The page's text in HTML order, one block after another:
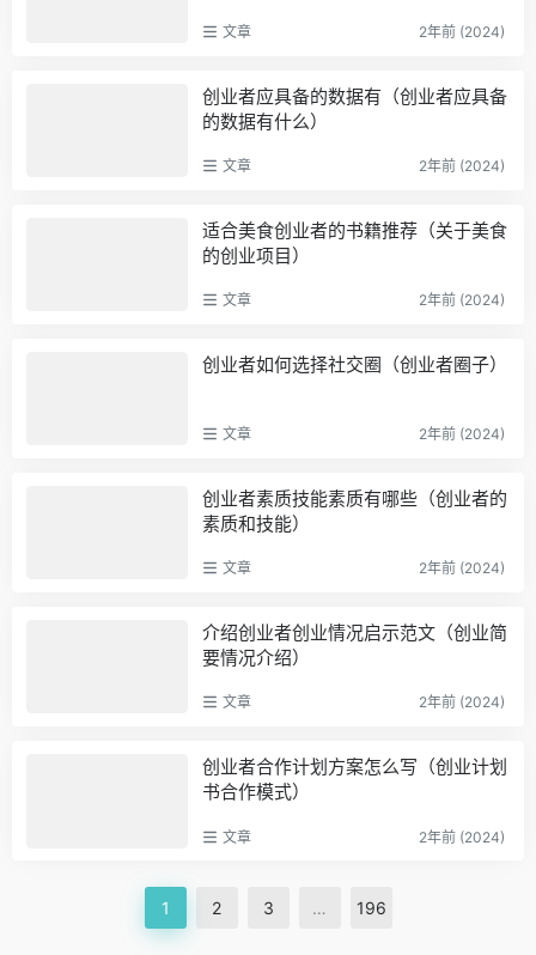
文章 2年前 (2024)
创业者应具备的数据有（创业者应具备
的数据有什么）
文章 2年前 (2024)
适合美食创业者的书籍推荐（关于美食
的创业项目）
文章 2年前 (2024)
创业者如何选择社交圈（创业者圈子）
文章 2年前 (2024)
创业者素质技能素质有哪些（创业者的
素质和技能）
文章 2年前 (2024)
介绍创业者创业情况启示范文（创业简
要情况介绍）
文章 2年前 (2024)
创业者合作计划方案怎么写（创业计划
书合作模式）
文章 2年前 (2024)
1 2 3 … 196